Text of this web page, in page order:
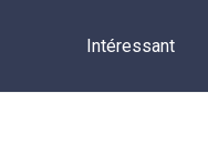
Intéressant